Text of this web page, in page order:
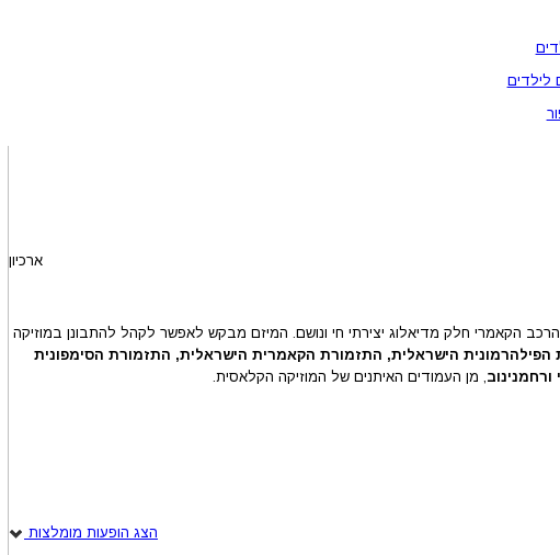
לילדים
ארכיון
הקאמרי חלק מדיאלוג יצירתי חי ונושם. המיזם מבקש לאפשר לקהל להתבונן במוזיקה
הפילהרמונית הישראלית, התזמורת הקאמרית הישראלית, התזמורת הסימפונית
, מן העמודים האיתנים של המוזיקה הקלאסית.
הצג הופעות מומלצות